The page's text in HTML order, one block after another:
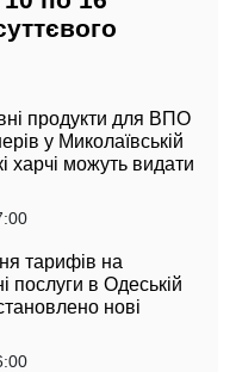
продукти для ВПО
у Миколаївській
харчі можуть видати
тарифів на
послуги в Одеській
нові